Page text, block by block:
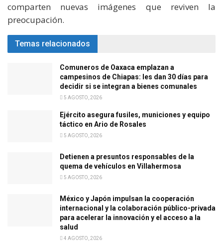
comparten nuevas imágenes que reviven la
preocupación.
Temas relacionados
Comuneros de Oaxaca emplazan a
campesinos de Chiapas: les dan 30 días para
decidir si se integran a bienes comunales
5 AGOSTO, 2026
Ejército asegura fusiles, municiones y equipo
táctico en Ario de Rosales
5 AGOSTO, 2026
Detienen a presuntos responsables de la
quema de vehículos en Villahermosa
5 AGOSTO, 2026
México y Japón impulsan la cooperación
internacional y la colaboración público-privada
para acelerar la innovación y el acceso a la
salud
4 AGOSTO, 2026